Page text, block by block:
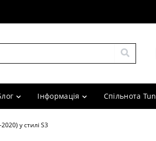
Інформація Спільнота
у стилі S3